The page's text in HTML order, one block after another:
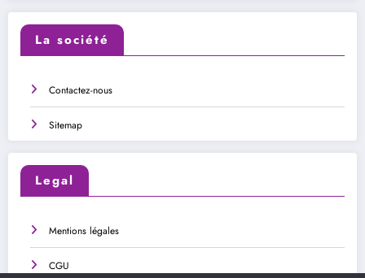
La société
Contactez-nous
Sitemap
Legal
Mentions légales
CGU